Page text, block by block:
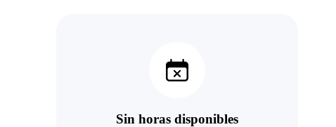
Sin horas disponibles